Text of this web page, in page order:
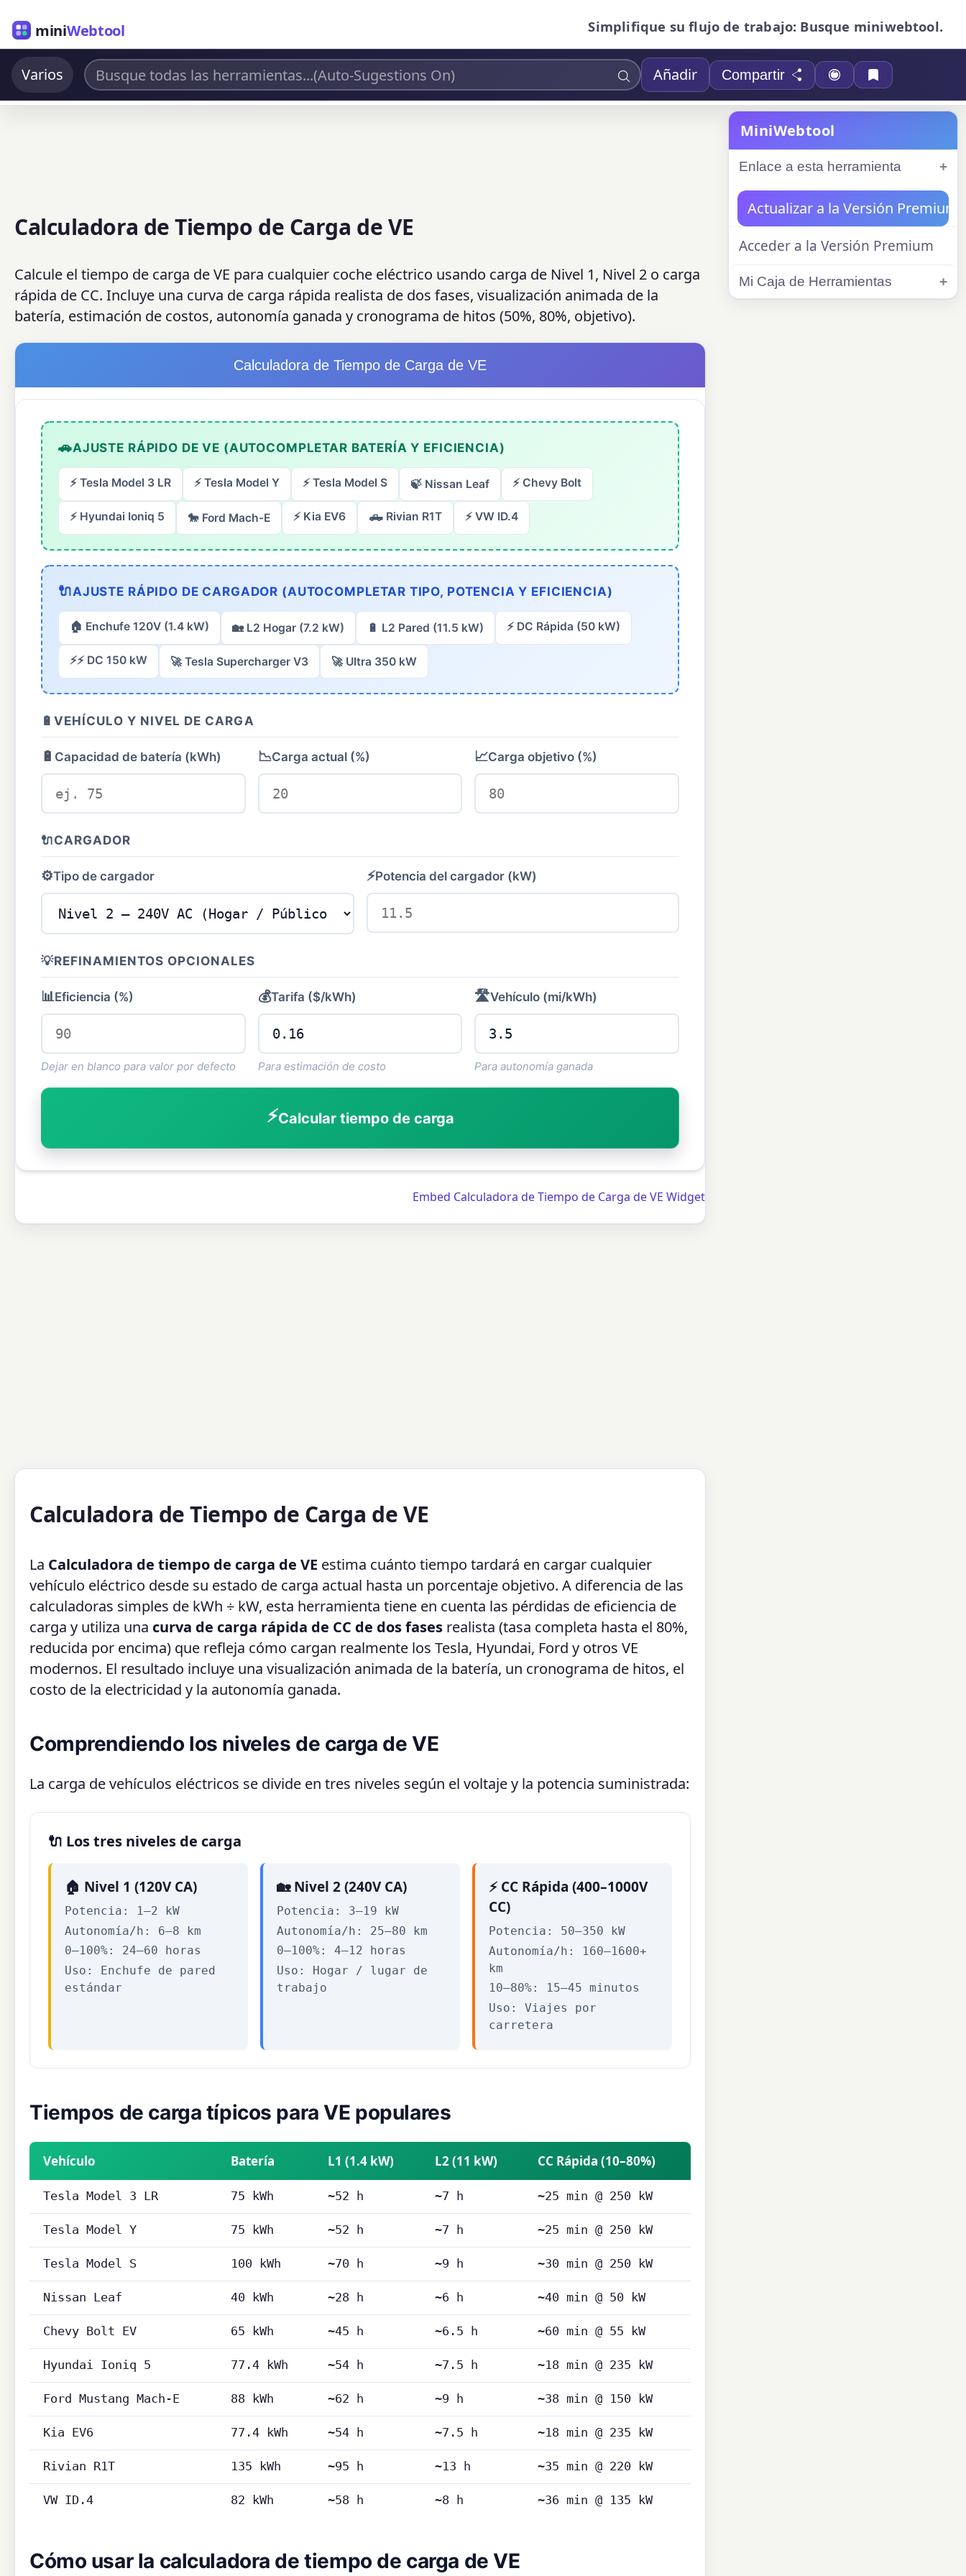
miniWebtool Simplifique su flujo de trabajo: Busque miniwebtool.
Varios Añadir Compartir
Calculadora de Tiempo de Carga de VE
Calcule el tiempo de carga de VE para cualquier coche eléctrico usando carga de Nivel 1, Nivel 2 o carga
rápida de CC. Incluye una curva de carga rápida realista de dos fases, visualización animada de la
batería, estimación de costos, autonomía ganada y cronograma de hitos (50%, 80%, objetivo).
Calculadora de Tiempo de Carga de VE
🚗AJUSTE RÁPIDO DE VE (AUTOCOMPLETAR BATERÍA Y EFICIENCIA)
⚡ Tesla Model 3 LR ⚡ Tesla Model Y ⚡ Tesla Model S 🍃 Nissan Leaf ⚡ Chevy Bolt
⚡ Hyundai Ioniq 5 🐎 Ford Mach-E ⚡ Kia EV6 🛻 Rivian R1T ⚡ VW ID.4
🔌AJUSTE RÁPIDO DE CARGADOR (AUTOCOMPLETAR TIPO, POTENCIA Y EFICIENCIA)
🏠 Enchufe 120V (1.4 kW) 🏡 L2 Hogar (7.2 kW) 🔋 L2 Pared (11.5 kW) ⚡ DC Rápida (50 kW)
⚡⚡ DC 150 kW 🚀 Tesla Supercharger V3 🚀 Ultra 350 kW
🔋VEHÍCULO Y NIVEL DE CARGA
🔋 Capacidad de batería (kWh) 📉Carga actual (%) 📈Carga objetivo (%)
🔌CARGADOR
⚙️Tipo de cargador ⚡Potencia del cargador (kW)
💡REFINAMIENTOS OPCIONALES
📊Eficiencia (%)
Dejar en blanco para valor por defecto
💰Tarifa ($/kWh)
Para estimación de costo
🛣️Vehículo (mi/kWh)
Para autonomía ganada
⚡Calcular tiempo de carga
Embed Calculadora de Tiempo de Carga de VE Widget
Calculadora de Tiempo de Carga de VE
La Calculadora de tiempo de carga de VE estima cuánto tiempo tardará en cargar cualquier
vehículo eléctrico desde su estado de carga actual hasta un porcentaje objetivo. A diferencia de las
calculadoras simples de kWh ÷ kW, esta herramienta tiene en cuenta las pérdidas de eficiencia de
carga y utiliza una curva de carga rápida de CC de dos fases realista (tasa completa hasta el 80%,
reducida por encima) que refleja cómo cargan realmente los Tesla, Hyundai, Ford y otros VE
modernos. El resultado incluye una visualización animada de la batería, un cronograma de hitos, el
costo de la electricidad y la autonomía ganada.
Comprendiendo los niveles de carga de VE
La carga de vehículos eléctricos se divide en tres niveles según el voltaje y la potencia suministrada:
🔌 Los tres niveles de carga
🏠 Nivel 1 (120V CA)
Potencia: 1–2 kW
Autonomía/h: 6–8 km
0–100%: 24–60 horas
Uso: Enchufe de pared
estándar
🏡 Nivel 2 (240V CA)
Potencia: 3–19 kW
Autonomía/h: 25–80 km
0–100%: 4–12 horas
Uso: Hogar / lugar de
trabajo
⚡ CC Rápida (400–1000V
CC)
Potencia: 50–350 kW
Autonomía/h: 160–1600+
km
10–80%: 15–45 minutos
Uso: Viajes por
carretera
Tiempos de carga típicos para VE populares
Vehículo Batería L1 (1.4 kW) L2 (11 kW) CC Rápida (10–80%)
Tesla Model 3 LR 75 kWh ~52 h ~7 h ~25 min @ 250 kW
Tesla Model Y 75 kWh ~52 h ~7 h ~25 min @ 250 kW
Tesla Model S 100 kWh ~70 h ~9 h ~30 min @ 250 kW
Nissan Leaf 40 kWh ~28 h ~6 h ~40 min @ 50 kW
Chevy Bolt EV 65 kWh ~45 h ~6.5 h ~60 min @ 55 kW
Hyundai Ioniq 5 77.4 kWh ~54 h ~7.5 h ~18 min @ 235 kW
Ford Mustang Mach-E 88 kWh ~62 h ~9 h ~38 min @ 150 kW
Kia EV6 77.4 kWh ~54 h ~7.5 h ~18 min @ 235 kW
Rivian R1T 135 kWh ~95 h ~13 h ~35 min @ 220 kW
VW ID.4 82 kWh ~58 h ~8 h ~36 min @ 135 kW
Cómo usar la calculadora de tiempo de carga de VE
MiniWebtool
Enlace a esta herramienta
Actualizar a la Versión Premium
Acceder a la Versión Premium
Mi Caja de Herramientas